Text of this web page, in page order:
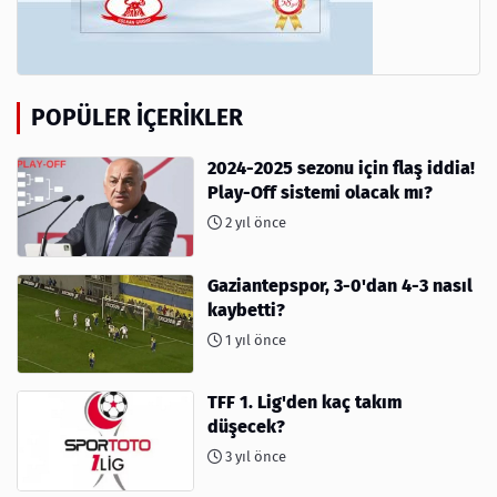
POPÜLER İÇERIKLER
2024-2025 sezonu için flaş iddia!
Play-Off sistemi olacak mı?
2 yıl önce
Gaziantepspor, 3-0'dan 4-3 nasıl
kaybetti?
1 yıl önce
TFF 1. Lig'den kaç takım
düşecek?
3 yıl önce